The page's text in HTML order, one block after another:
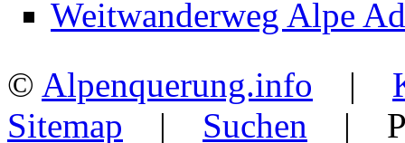
Weitwanderweg Alpe
© Alpenquerung.info |
Sitemap | Suchen |